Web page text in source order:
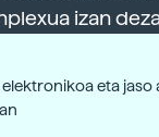
izan
elektronikoa eta